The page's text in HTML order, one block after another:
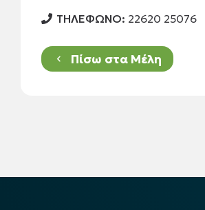
ΤΗΛΕΦΩΝΟ: 22620 25076
keyboard_arrow_left Πίσω στα Μέλη